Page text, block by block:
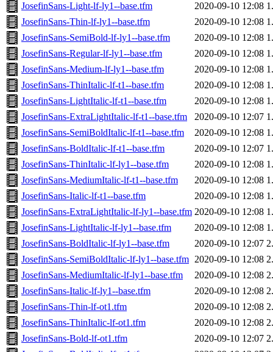
JosefinSans-Light-lf-ly1--base.tfm
2020-09-10 12:08
JosefinSans-Thin-lf-ly1--base.tfm
2020-09-10 12:08
JosefinSans-SemiBold-lf-ly1--base.tfm
2020-09-10 12:08
JosefinSans-Regular-lf-ly1--base.tfm
2020-09-10 12:08
JosefinSans-Medium-lf-ly1--base.tfm
2020-09-10 12:08
JosefinSans-ThinItalic-lf-t1--base.tfm
2020-09-10 12:08
JosefinSans-LightItalic-lf-t1--base.tfm
2020-09-10 12:08
JosefinSans-ExtraLightItalic-lf-t1--base.tfm
2020-09-10 12:07
JosefinSans-SemiBoldItalic-lf-t1--base.tfm
2020-09-10 12:08
JosefinSans-BoldItalic-lf-t1--base.tfm
2020-09-10 12:07
JosefinSans-ThinItalic-lf-ly1--base.tfm
2020-09-10 12:08
JosefinSans-MediumItalic-lf-t1--base.tfm
2020-09-10 12:08
JosefinSans-Italic-lf-t1--base.tfm
2020-09-10 12:08
JosefinSans-ExtraLightItalic-lf-ly1--base.tfm 2020-09-10 12:08
JosefinSans-LightItalic-lf-ly1--base.tfm
2020-09-10 12:08
JosefinSans-BoldItalic-lf-ly1--base.tfm
2020-09-10 12:07
JosefinSans-SemiBoldItalic-lf-ly1--base.tfm 2020-09-10 12:08
JosefinSans-MediumItalic-lf-ly1--base.tfm
2020-09-10 12:08
JosefinSans-Italic-lf-ly1--base.tfm
2020-09-10 12:08
JosefinSans-Thin-lf-ot1.tfm
2020-09-10 12:08
JosefinSans-ThinItalic-lf-ot1.tfm
2020-09-10 12:08
JosefinSans-Bold-lf-ot1.tfm
2020-09-10 12:07